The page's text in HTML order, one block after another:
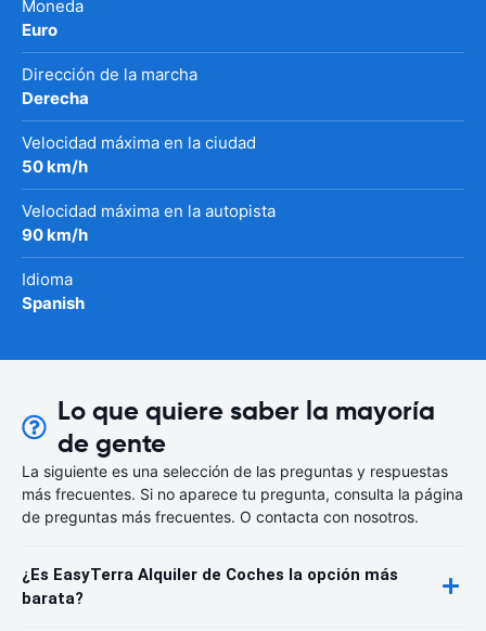
Moneda
Euro
Dirección de la marcha
Derecha
Velocidad máxima en la ciudad
50 km/h
Velocidad máxima en la autopista
90 km/h
Idioma
Spanish
Lo que quiere saber la mayoría
de gente
La siguiente es una selección de las preguntas y respuestas
más frecuentes. Si no aparece tu pregunta, consulta la página
de preguntas más frecuentes. O contacta con nosotros.
¿Es EasyTerra Alquiler de Coches la opción más
barata?